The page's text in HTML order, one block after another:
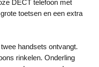
DECT telefoon met
toetsen en een extra
handsets ontvangt.
rinkelen. Onderling